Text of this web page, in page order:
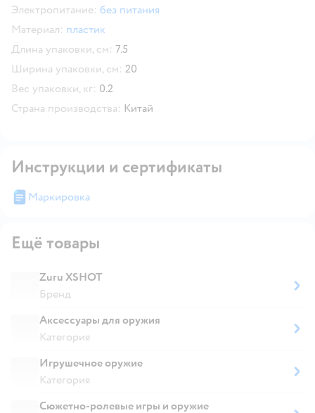
Электропитание: без питания
Материал: пластик
Длина упаковки, см: 7.5
Ширина упаковки, см: 20
Вес упаковки, кг: 0.2
Страна производства: Китай
Инструкции и сертификаты
Маркировка
Ещё товары
Zuru XSHOT
Бренд
Аксессуары для оружия
Категория
Игрушечное оружие
Категория
Сюжетно-ролевые игры и оружие